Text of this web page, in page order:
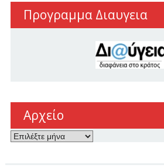
Προγραμμα Διαυγεια
Αρχείο
Αρχείο